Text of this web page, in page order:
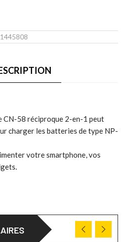
1445808
CN-58 réciproque 2-en-1 peut
charger les batteries de type NP-
votre smartphone, vos